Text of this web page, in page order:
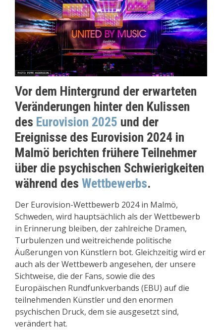
Vor dem Hintergrund der erwarteten
Veränderungen hinter den Kulissen
des Eurovision 2025 und der
Ereignisse des Eurovision 2024 in
Malmö berichten frühere Teilnehmer
über die psychischen Schwierigkeiten
während des Wettbewerbs.
Der Eurovision-Wettbewerb 2024 in Malmö,
Schweden, wird hauptsächlich als der Wettbewerb
in Erinnerung bleiben, der zahlreiche Dramen,
Turbulenzen und weitreichende politische
Äußerungen von Künstlern bot. Gleichzeitig wird er
auch als der Wettbewerb angesehen, der unsere
Sichtweise, die der Fans, sowie die des
Europäischen Rundfunkverbands (EBU) auf die
teilnehmenden Künstler und den enormen
psychischen Druck, dem sie ausgesetzt sind,
verändert hat.